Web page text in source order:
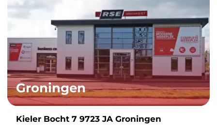
Groningen
Kieler Bocht 7 9723 JA Groningen